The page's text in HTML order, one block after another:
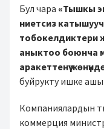
Бул чара «Тышкы
ниетсиз
тобокелдиктери
аныктоо боюнча
аракеттенүү
буйрукту ишке
Компаниялардын
коммерция